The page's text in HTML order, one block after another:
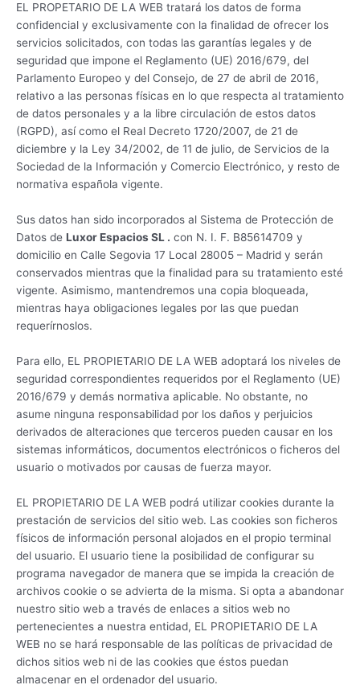
EL PROPETARIO DE LA WEB tratará los datos de forma
confidencial y exclusivamente con la finalidad de ofrecer los
servicios solicitados, con todas las garantías legales y de
seguridad que impone el Reglamento (UE) 2016/679, del
Parlamento Europeo y del Consejo, de 27 de abril de 2016,
relativo a las personas físicas en lo que respecta al tratamiento
de datos personales y a la libre circulación de estos datos
(RGPD), así como el Real Decreto 1720/2007, de 21 de
diciembre y la Ley 34/2002, de 11 de julio, de Servicios de la
Sociedad de la Información y Comercio Electrónico, y resto de
normativa española vigente.
Sus datos han sido incorporados al Sistema de Protección de
Datos de Luxor Espacios SL . con N. I. F. B85614709 y
domicilio en Calle Segovia 17 Local 28005 – Madrid y serán
conservados mientras que la finalidad para su tratamiento esté
vigente. Asimismo, mantendremos una copia bloqueada,
mientras haya obligaciones legales por las que puedan
requerírnoslos.
Para ello, EL PROPIETARIO DE LA WEB adoptará los niveles de
seguridad correspondientes requeridos por el Reglamento (UE)
2016/679 y demás normativa aplicable. No obstante, no
asume ninguna responsabilidad por los daños y perjuicios
derivados de alteraciones que terceros pueden causar en los
sistemas informáticos, documentos electrónicos o ficheros del
usuario o motivados por causas de fuerza mayor.
EL PROPIETARIO DE LA WEB podrá utilizar cookies durante la
prestación de servicios del sitio web. Las cookies son ficheros
físicos de información personal alojados en el propio terminal
del usuario. El usuario tiene la posibilidad de configurar su
programa navegador de manera que se impida la creación de
archivos cookie o se advierta de la misma. Si opta a abandonar
nuestro sitio web a través de enlaces a sitios web no
pertenecientes a nuestra entidad, EL PROPIETARIO DE LA
WEB no se hará responsable de las políticas de privacidad de
dichos sitios web ni de las cookies que éstos puedan
almacenar en el ordenador del usuario.